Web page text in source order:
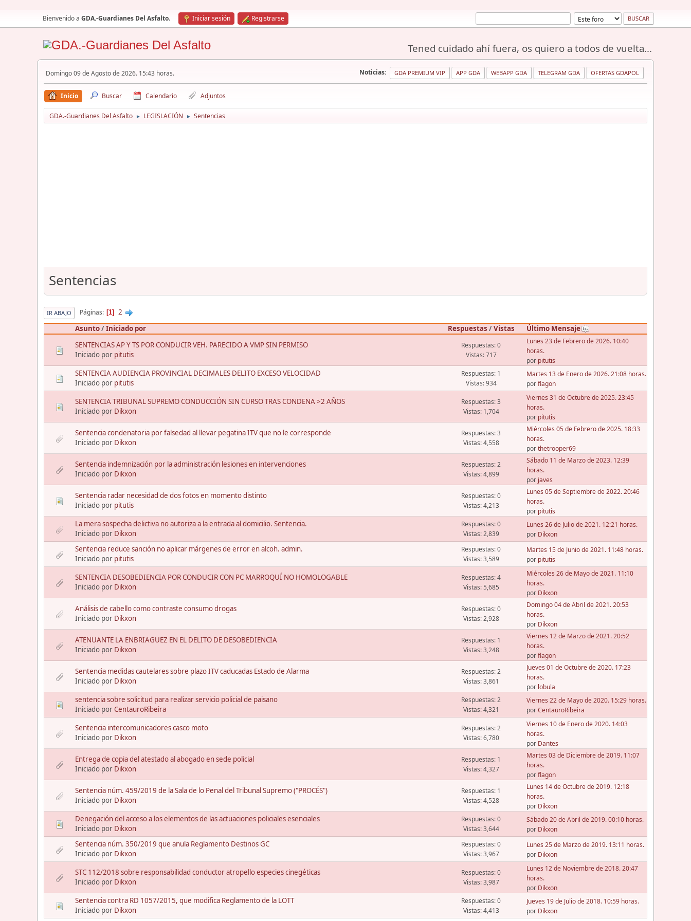
Bienvenido a GDA.-Guardianes Del Asfalto. Iniciar sesión Registrarse
Tened cuidado ahí fuera, os quiero a todos de vuelta...
Domingo 09 de Agosto de 2026. 15:43 horas. Noticias: GDA PREMIUM VIP APP GDA WEBAPP GDA TELEGRAM GDA OFERTAS GDAPOL
Inicio Buscar Calendario Adjuntos
GDA.-Guardianes Del Asfalto ► LEGISLACIÓN ► Sentencias
Sentencias
IR ABAJO Páginas 1
2
Asunto/Iniciado por Respuestas /Vistas
Último Mensaje
SENTENCIAS AP Y TS POR CONDUCIR VEH. PARECIDO A VMP SIN PERMISO
Iniciado por pitutis
Respuestas: 0
Vistas: 717
Lunes 23 de Febrero de 2026. 10:40
horas.
por pitutis
SENTENCIA AUDIENCIA PROVINCIAL DECIMALES DELITO EXCESO VELOCIDAD
Iniciado por pitutis
Respuestas: 1
Vistas: 934
Martes 13 de Enero de 2026. 21:08 horas.
porflagon
SENTENCIA TRIBUNAL SUPREMO CONDUCCIÓN SIN CURSO TRAS CONDENA >2 AÑOS
Iniciado por Dikxon
Respuestas: 3
Vistas: 1,704
Viernes 31 de Octubre de 2025. 23:45
horas.
por pitutis
Sentencia condenatoria por falsedad al llevar pegatina ITV que no le corresponde
Iniciado por Dikxon
Respuestas: 3
Vistas: 4,558
Miércoles 05 de Febrero de 2025. 18:33
horas.
porthetrooper69
Sentencia indemnización por la administración lesiones en intervenciones
Iniciado por Dikxon
Respuestas: 2
Vistas: 4,899
Sábado 11 de Marzo de 2023. 12:39
horas.
por javes
Sentencia radar necesidad de dos fotos en momento distinto
Iniciado por pitutis
Respuestas: 0
Vistas: 4,213
Lunes 05 de Septiembre de 2022. 20:46
horas.
por pitutis
La mera sospecha delictiva no autoriza a la entrada al domicilio. Sentencia.
Iniciado por Dikxon
Respuestas: 0
Vistas: 2,839
Lunes 26 de Julio de 2021. 12:21 horas.
por Dikxon
Sentencia reduce sanción no aplicar márgenes de error en alcoh. admin.
Iniciado por pitutis
Respuestas: 0
Vistas: 3,589
Martes 15 de Junio de 2021. 11:48 horas.
por pitutis
SENTENCIA DESOBEDIENCIA POR CONDUCIR CON PC MARROQUÍ NO HOMOLOGABLE
Iniciado por Dikxon
Respuestas: 4
Vistas: 5,685
Miércoles 26 de Mayo de 2021. 11:10
horas.
por Dikxon
Análisis de cabello como contraste consumo drogas
Iniciado por Dikxon
Respuestas: 0
Vistas: 2,928
Domingo 04 de Abril de 2021. 20:53
horas.
por Dikxon
ATENUANTE LA ENBRIAGUEZ EN EL DELITO DE DESOBEDIENCIA
Iniciado por Dikxon
Respuestas: 1
Vistas: 3,248
Viernes 12 de Marzo de 2021. 20:52
horas.
porflagon
Sentencia medidas cautelares sobre plazo ITV caducadas Estado de Alarma
Iniciado por Dikxon
Respuestas: 2
Vistas: 3,861
Jueves 01 de Octubre de 2020. 17:23
horas.
por lobula
sentencia sobre solicitud para realizar servicio policial de paisano
Iniciado porCentauroRibeira
Respuestas: 2
Vistas: 4,321
Viernes 22 de Mayo de 2020. 15:29 horas.
porCentauroRibeira
Sentencia intercomunicadores casco moto
Iniciado por Dikxon
Respuestas: 2
Vistas: 6,780
Viernes 10 de Enero de 2020. 14:03
horas.
por Dantes
Entrega de copia del atestado al abogado en sede policial
Iniciado por Dikxon
Respuestas: 1
Vistas: 4,327
Martes 03 de Diciembre de 2019. 11:07
horas.
porflagon
Sentencia núm. 459/2019 de la Sala de lo Penal del Tribunal Supremo ("PROCÉS")
Iniciado por Dikxon
Respuestas: 1
Vistas: 4,528
Lunes 14 de Octubre de 2019. 12:18
horas.
por Dikxon
Denegación del acceso a los elementos de las actuaciones policiales esenciales
Iniciado por Dikxon
Respuestas: 0
Vistas: 3,644
Sábado 20 de Abril de 2019. 00:10 horas.
por Dikxon
Sentencia núm. 350/2019 que anula Reglamento Destinos GC
Iniciado por Dikxon
Respuestas: 0
Vistas: 3,967
Lunes 25 de Marzo de 2019. 13:11 horas.
por Dikxon
STC 112/2018 sobre responsabilidad conductor atropello especies cinegéticas
Iniciado por Dikxon
Respuestas: 0
Vistas: 3,987
Lunes 12 de Noviembre de 2018. 20:47
horas.
por Dikxon
Sentencia contra RD 1057/2015, que modifica Reglamento de la LOTT
Iniciado por Dikxon
Respuestas: 0
Vistas: 4,413
Jueves 19 de Julio de 2018. 10:59 horas.
por Dikxon